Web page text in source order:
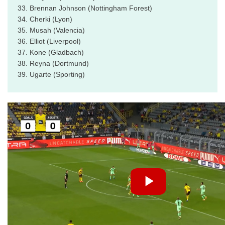
33. Brennan Johnson (Nottingham Forest)
34. Cherki (Lyon)
35. Musah (Valencia)
36. Elliot (Liverpool)
37. Kone (Gladbach)
38. Reyna (Dortmund)
39. Ugarte (Sporting)